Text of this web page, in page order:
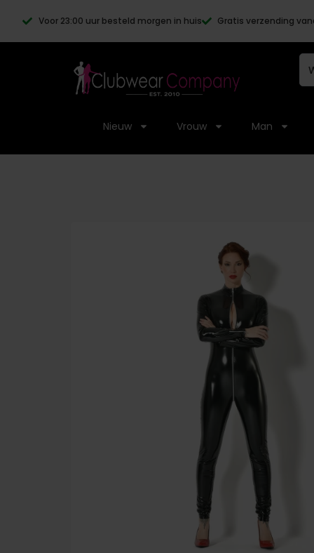
Voor 23:00 uur besteld morgen in huis Gratis verzending
Nieuw Vrouw Man